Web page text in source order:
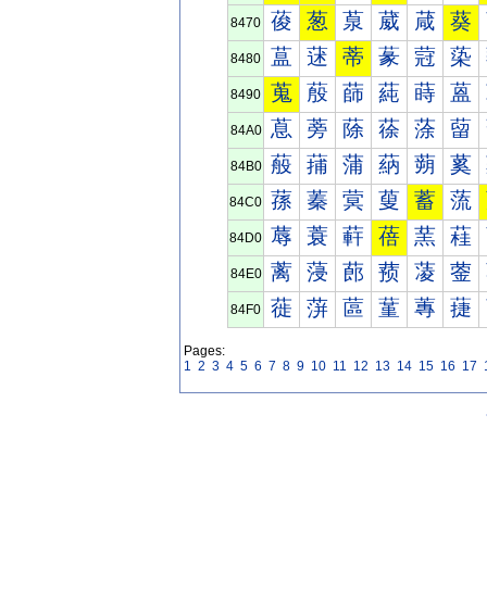
8470 葰 葱 葲 葳 葴 葵
8480 蒀 蒁 蒂 蒃 蒄 蒅
8490 蒐 蒑 蒒 蒓 蒔 蒕
84A0 蒠 蒡 蒢 蒣 蒤 蒥
84B0 蒰 蒱 蒲 蒳 蒴 蒵
84C0 蓀 蓁 蓂 蓃 蓄 蓅
84D0 蓐 蓑 蓒 蓓 蓔 蓕
84E0 蓠 蓡 蓢 蓣 蓤 蓥
84F0 蓰 蓱 蓲 蓳 蓴 蓵
Pages:
1 2 3 4 5 6 7 8 9 10 11 12 13 14 15 16 17